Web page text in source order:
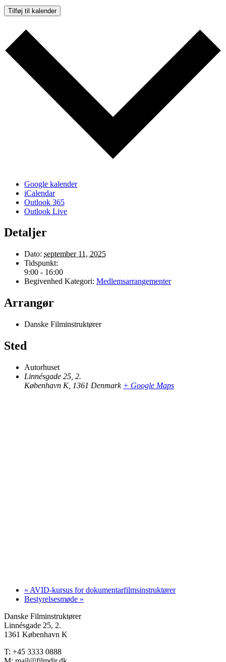
Tilføj til kalender
Google kalender
iCalendar
Outlook 365
Outlook Live
Detaljer
Dato: september 11, 2025
Tidspunkt:
9:00 - 16:00
Begivenhed Kategori: Medlemsarrangementer
Arrangør
Danske Filminstruktører
Sted
Autorhuset
Linnésgade 25, 2.
København K, 1361 Denmark + Google Maps
« AVID-kursus for dokumentarfilmsinstruktører
Bestyrelsesmøde »
Danske Filminstruktører
Linnésgade 25, 2.
1361 København K
T: +45 3333 0888